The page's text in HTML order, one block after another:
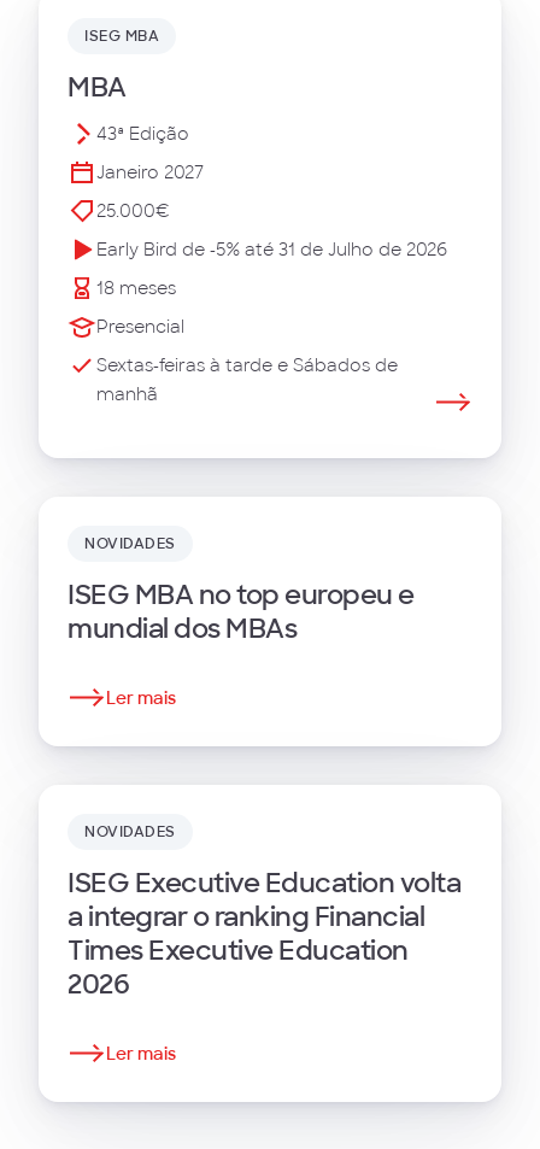
ISEG MBA
MBA
43ª Edição
Janeiro 2027
25.000€
Early Bird de -5% até 31 de Julho de 2026
18 meses
Presencial
Sextas-feiras à tarde e Sábados de
manhã
NOVIDADES
ISEG MBA no top europeu e
mundial dos MBAs
Ler mais
NOVIDADES
ISEG Executive Education volta
a integrar o ranking Financial
Times Executive Education
2026
Ler mais